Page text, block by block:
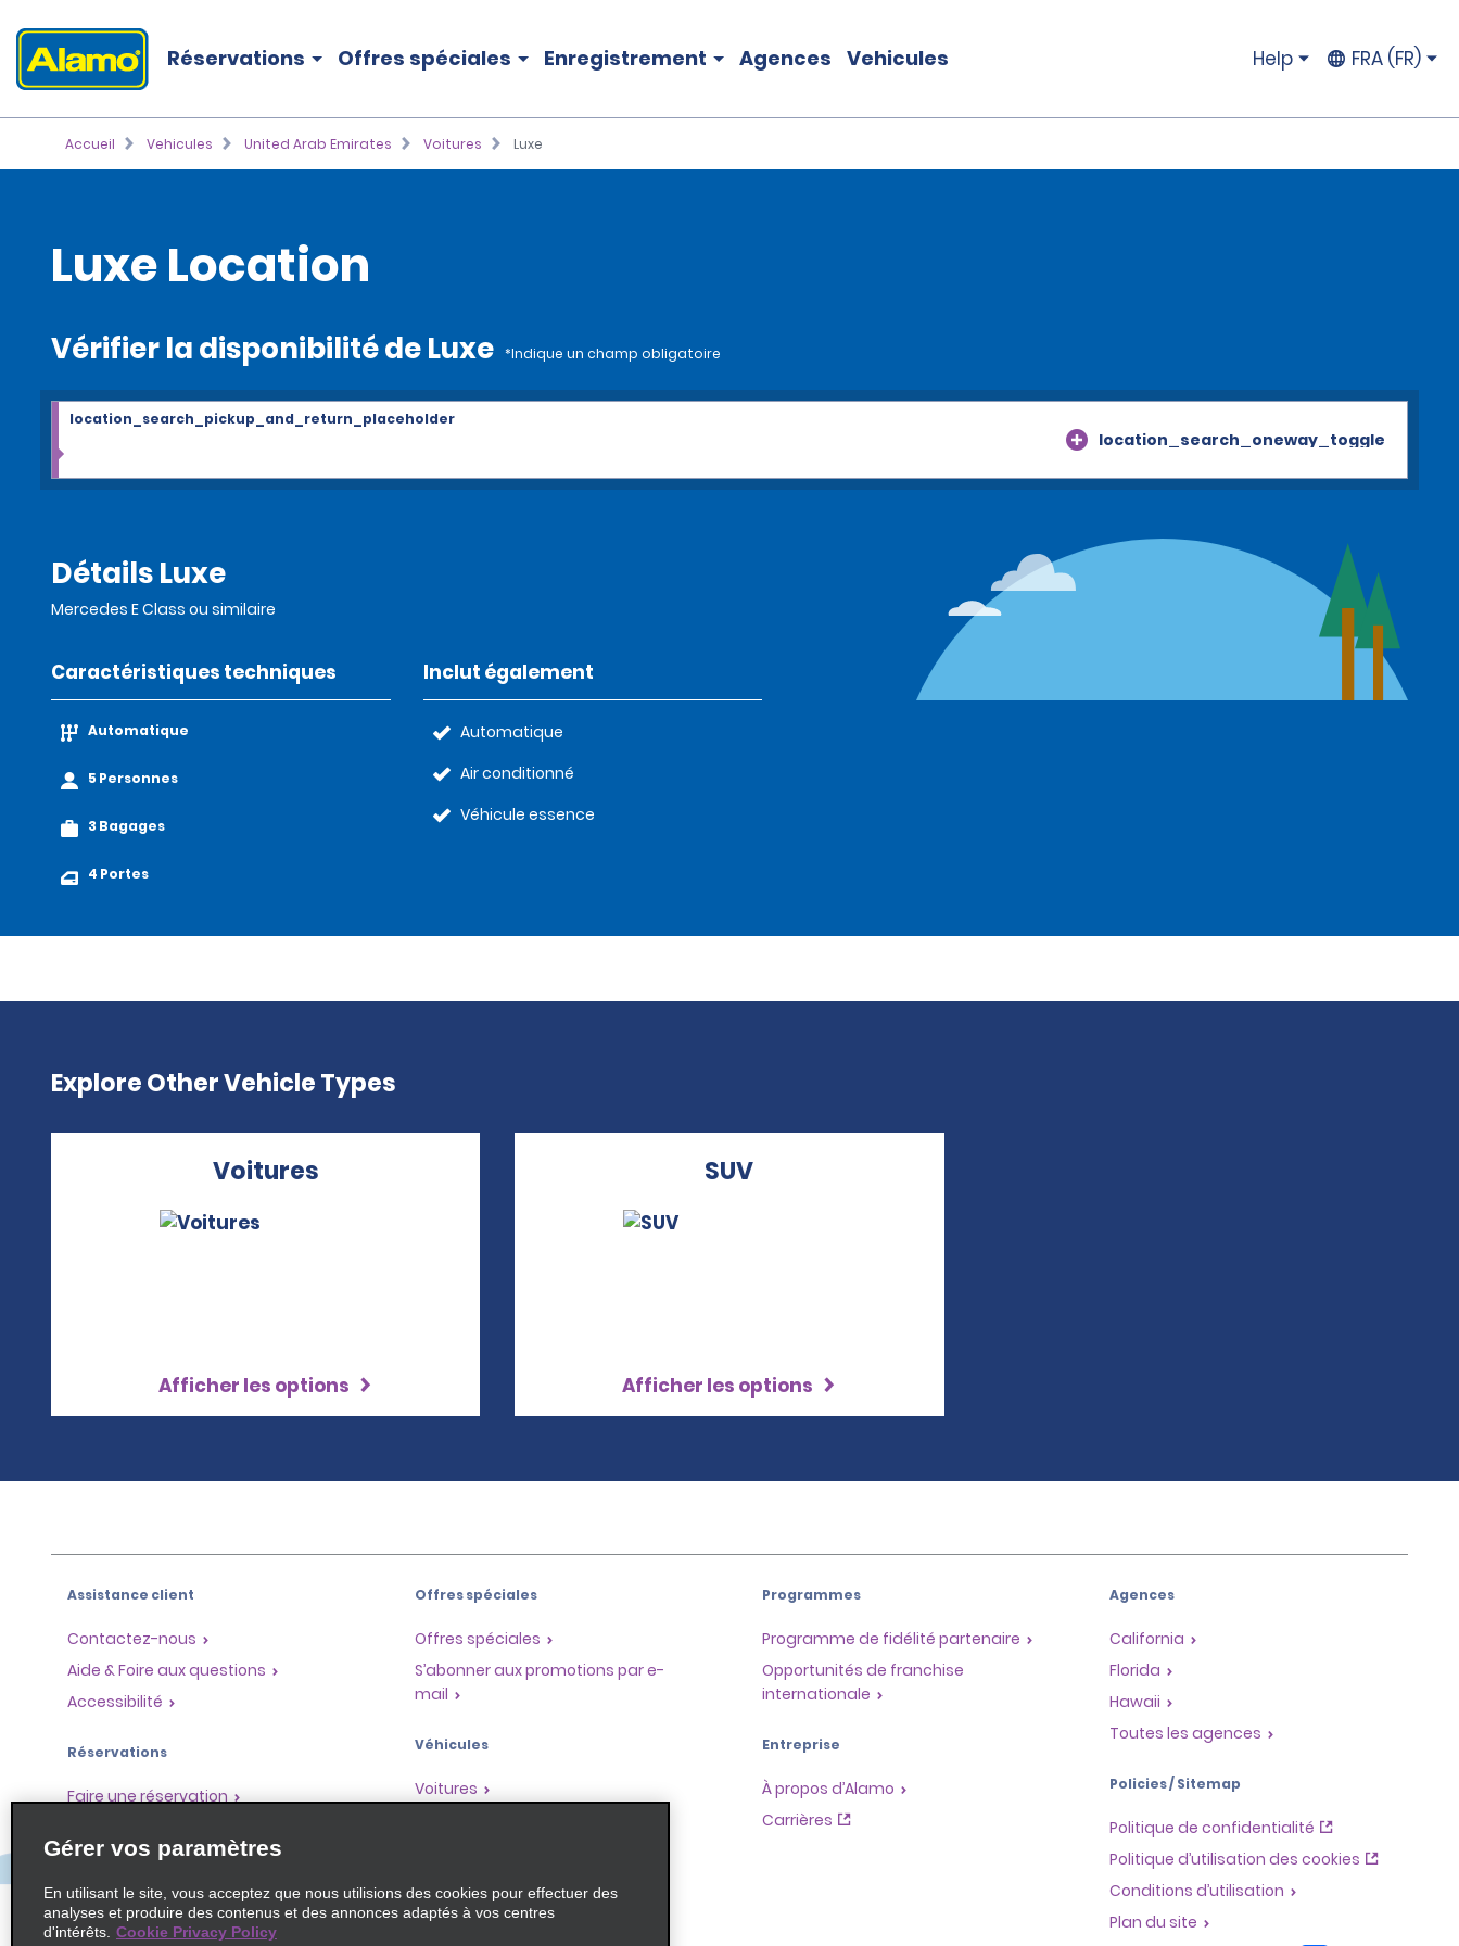
Réservations Offres spéciales Enregistrement Agences Vehicules Help FRA (FR)
Accueil Vehicules United Arab Emirates Voitures Luxe
Luxe Location
Vérifier la disponibilité de Luxe *Indique un champ obligatoire
location_search_oneway_toggle
location_search_pickup_and_return_placeholder
Détails Luxe
Mercedes E Class ou similaire
Caractéristiques techniques
Automatique
5 Personnes
3 Bagages
4 Portes
Inclut également
Automatique
Air conditionné
Véhicule essence
Explore Other Vehicle Types
Voitures
Afficher les options
SUV
Afficher les options
Assistance client
Contactez-nous
Aide & Foire aux questions
Accessibilité
Réservations
Faire une réservation
Enregistrement accéléré
Ne pas passer par le comptoir
Trajets passés / Reçus
Offres spéciales
Offres spéciales
S’abonner aux promotions par e-
mail
Véhicules
Voitures
Programmes
Programme de fidélité partenaire
Opportunités de franchise
internationale
Entreprise
À propos d’Alamo
Carrières
Agences
California
Florida
Hawaii
Toutes les agences
Policies / Sitemap
Politique de confidentialité
Politique d’utilisation des cookies
Conditions d’utilisation
Plan du site
Gérer vos paramètres
En utilisant le site, vous acceptez que nous utilisions des cookies pour effectuer des
analyses et produire des contenus et des annonces adaptés à vos centres
d'intérêts. Cookie Privacy Policy